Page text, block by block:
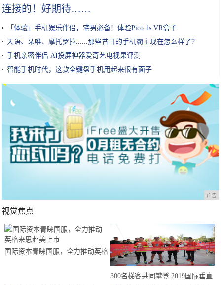
连接的！好期待……
「体验」手机娱乐伴侣，宅男必备！体验Pico 1s VR盒子
天语、朵唯、摩托罗拉......那些昔日的手机霸主现在怎么样了？
手机亲密伴侣 AI投屏神器爱奇艺电视果评测
智能手机时代，这款全键盘手机用起来很有面子
广告
视觉焦点
国际资本青睐国服，全力推动英格
300名梯客共同攀登 2019国际垂直